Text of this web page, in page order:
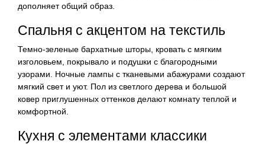
дополняет общий образ.
Спальня с акцентом на текстиль
Темно-зеленые бархатные шторы, кровать с мягким
изголовьем, покрывало и подушки с благородными
узорами. Ночные лампы с тканевыми абажурами создают
мягкий свет и уют. Пол из светлого дерева и большой
ковер приглушенных оттенков делают комнату теплой и
комфортной.
Кухня с элементами классики